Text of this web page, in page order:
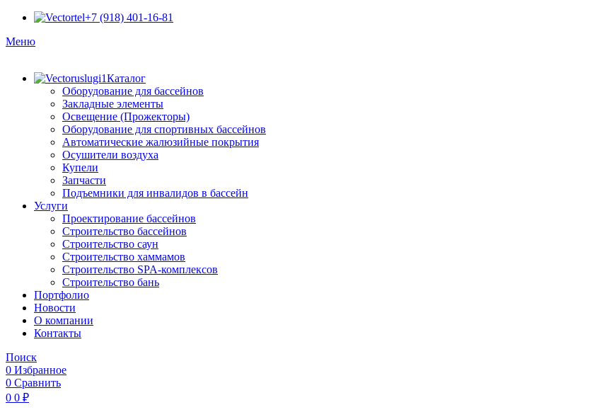
+7 (918) 401-16-81
Меню
Каталог
Оборудование для бассейнов
Закладные элементы
Освещение (Прожекторы)
Оборудование для спортивных бассейнов
Автоматические жалюзийные покрытия
Осушители воздуха
Купели
Запчасти
Подъемники для инвалидов в бассейн
Услуги
Проектирование бассейнов
Строительство бассейнов
Строительство саун
Строительство хаммамов
Строительство SPA-комплексов
Строительство бань
Портфолио
Новости
O компании
Контакты
Поиск
0 Избранное
0 Сравнить
0 0 ₽